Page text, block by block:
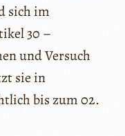
sich im
30 –
und Versuch
sie in
bis zum 02.